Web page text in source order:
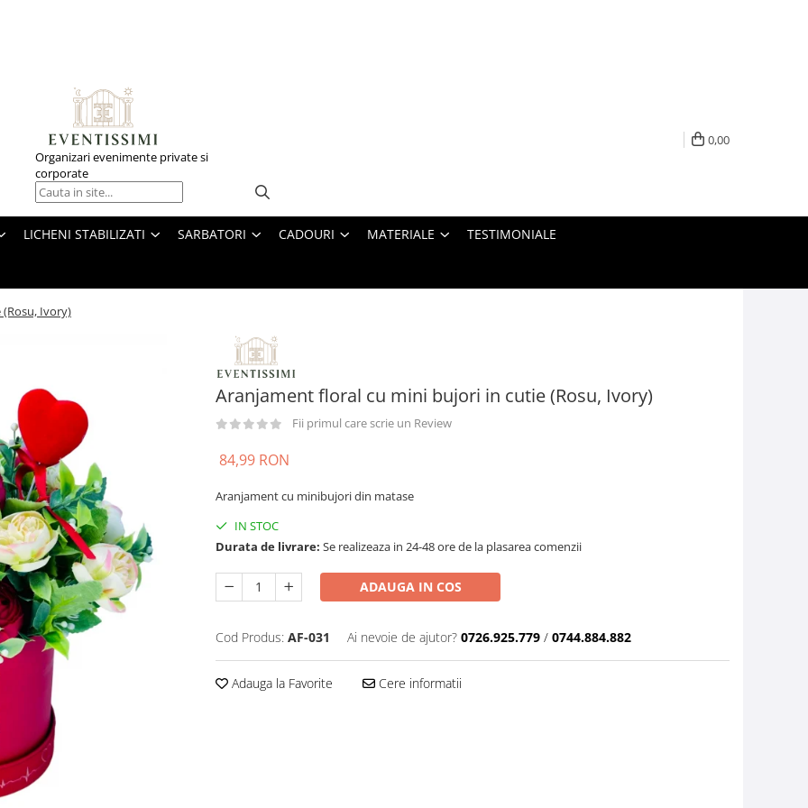
Organizari evenimente private si
corporate
0,00
LICHENI STABILIZATI SARBATORI CADOURI MATERIALE TESTIMONIALE
Ivory)
Aranjament floral cu mini bujori in cutie (Rosu, Ivory)
Fii primul care scrie un Review
84,99 RON
Aranjament cu minibujori din matase
IN STOC
Durata de livrare: Se realizeaza in 24-48 ore de la plasarea comenzii
ADAUGA IN COS
Cod Produs: AF-031 Ai nevoie de ajutor? 0726.925.779 / 0744.884.882
Adauga la Favorite Cere informatii